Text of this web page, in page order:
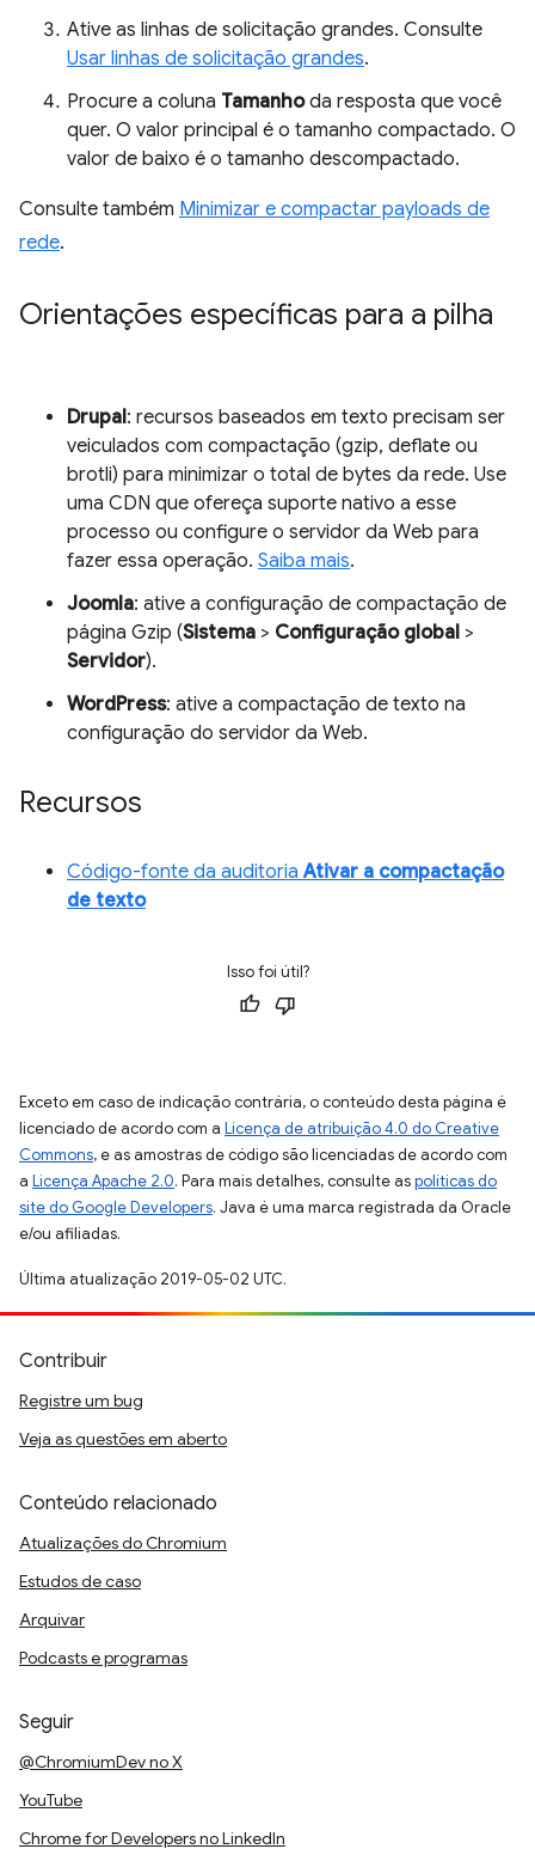
Ative as linhas de solicitação grandes. Consulte
Usar linhas de solicitação grandes.
Procure a coluna Tamanhoda resposta que você
quer. O valor principal é o tamanho compactado. O
valor de baixo é o tamanho descompactado.
Consulte também Minimizar e compactar payloads de
rede.
Orientações específicas para a pilha
Drupal: recursos baseados em texto precisam ser
veiculados com compactação (gzip, deflate ou
brotli) para minimizar o total de bytes da rede. Use
uma CDN que ofereça suporte nativo a esse
processo ou configure o servidor da Web para
fazer essa operação. Saiba mais.
Joomla: ative a configuração de compactação de
página Gzip (Sistema > Configuração global >
Servidor).
WordPress: ative a compactação de texto na
configuração do servidor da Web.
Recursos
Código-fonte da auditoriaAtivar a compactação
de texto
Isso foi útil?
Exceto em caso de indicação contrária, o conteúdo desta página é
licenciado de acordo com a Licença de atribuição 4.0 do Creative
Commons, e as amostras de código são licenciadas de acordo com
a Licença Apache 2.0. Para mais detalhes, consulte aspolíticas do
site do Google Developers. Java é uma marca registrada da Oracle
e/ou afiliadas.
Última atualização 2019-05-02 UTC.
Contribuir
Registre um bug
Veja as questões em aberto
Conteúdo relacionado
Atualizações do Chromium
Estudos de caso
Arquivar
Podcasts e programas
Seguir
@ChromiumDev no X
YouTube
Chrome for Developers no LinkedIn